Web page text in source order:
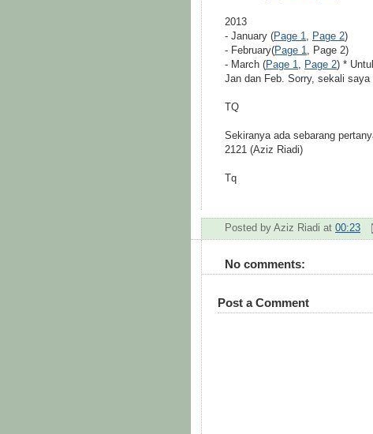
2013
- January (Page 1 Page 2)
- February(Page 1
, Page 2)
- March (Page 1 Page 2) *
Jan dan Feb. Sorry, sekali
TQ
Sekiranya ada sebarang
2121 (Aziz Riadi)
Tq
Posted by Aziz Riadi at 00:23
No comments:
Post a Comment